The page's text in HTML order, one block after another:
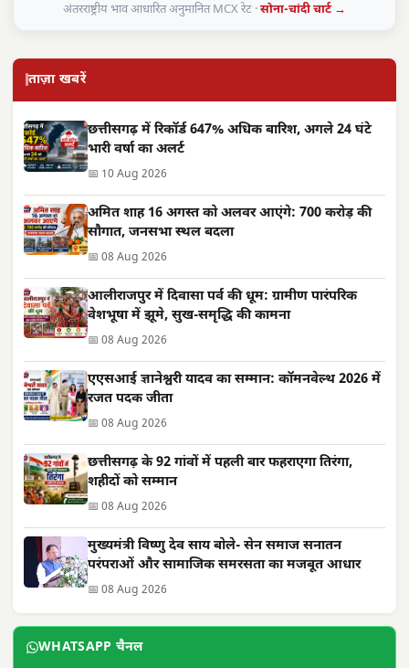
अंतरराष्ट्रीय भाव आधारित अनुमानित MCX रेट ·सोना-चांदी चार्ट →
ताज़ा खबरें
छत्तीसगढ़ में रिकॉर्ड 647% अधिक बारिश, अगले 24 घंटे
भारी वर्षा का अलर्ट
📅 10 Aug 2026
अमित शाह 16 अगस्त को अलवर आएंगे: 700 करोड़ की
सौगात, जनसभा स्थल बदला
📅 08 Aug 2026
आलीराजपुर में दिवासा पर्व की धूम: ग्रामीण पारंपरिक
वेशभूषा में झूमे, सुख-समृद्धि की कामना
📅 08 Aug 2026
एएसआई ज्ञानेश्वरी यादव का सम्मान: कॉमनवेल्थ 2026 में
रजत पदक जीता
📅 08 Aug 2026
छत्तीसगढ़ के 92 गांवों में पहली बार फहराएगा तिरंगा,
शहीदों को सम्मान
📅 08 Aug 2026
मुख्यमंत्री विष्णु देव साय बोले- सेन समाज सनातन
परंपराओं और सामाजिक समरसता का मजबूत आधार
📅 08 Aug 2026
WHATSAPP चैनल